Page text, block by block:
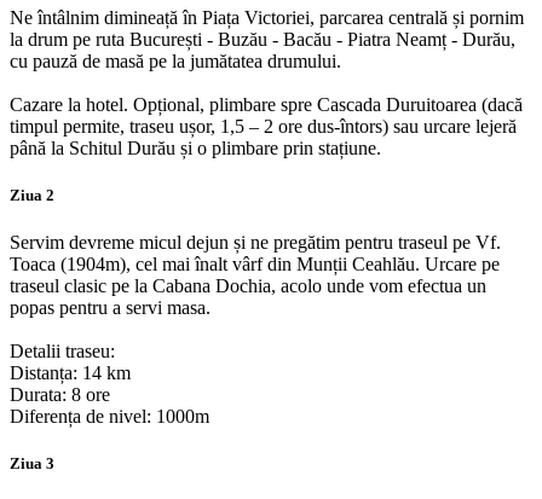
Ne întâlnim dimineață în Piața Victoriei, parcarea centrală și pornim
la drum pe ruta București - Buzău - Bacău - Piatra Neamț - Durău,
cu pauză de masă pe la jumătatea drumului.
Cazare la hotel. Opțional, plimbare spre Cascada Duruitoarea (dacă
timpul permite, traseu ușor, 1,5 – 2 ore dus-întors) sau urcare lejeră
până la Schitul Durău și o plimbare prin stațiune.
Ziua 2
Servim devreme micul dejun și ne pregătim pentru traseul pe Vf.
Toaca (1904m), cel mai înalt vârf din Munții Ceahlău. Urcare pe
traseul clasic pe la Cabana Dochia, acolo unde vom efectua un
popas pentru a servi masa.
Detalii traseu:
Distanța: 14 km
Durata: 8 ore
Diferența de nivel: 1000m
Ziua 3